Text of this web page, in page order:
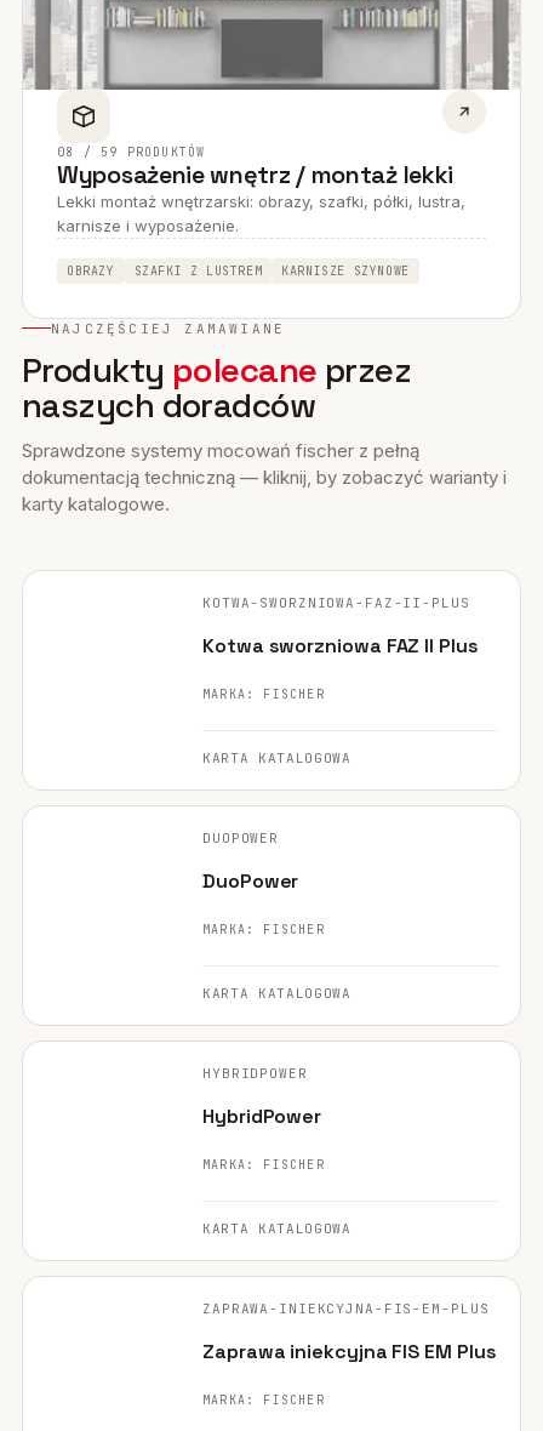
08 / 59 PRODUKTÓW
Wyposażenie wnętrz / montaż lekki
Lekki montaż wnętrzarski: obrazy, szafki, półki, lustra,
karnisze i wyposażenie.
OBRAZY SZAFKI Z LUSTREM KARNISZE SZYNOWE
NAJCZĘŚCIEJ ZAMAWIANE
Produkty polecane przez
naszych doradców
Sprawdzone systemy mocowań fischer z pełną
dokumentacją techniczną — kliknij, by zobaczyć warianty i
karty katalogowe.
ORYGINALNE ZDJĘCIE
KOTWA-SWORZNIOWA-FAZ-II-PLUS
Kotwa sworzniowa FAZ II Plus
MARKA: FISCHER
KARTA KATALOGOWA
FISCHER ·
ORYGINALNE ZDJĘCIE
DUOPOWER
DuoPower
MARKA: FISCHER
KARTA KATALOGOWA
FISCHER ·
ORYGINALNE ZDJĘCIE
HYBRIDPOWER
HybridPower
MARKA: FISCHER
KARTA KATALOGOWA
FISCHER ·
ORYGINALNE ZDJĘCIE
ZAPRAWA-INIEKCYJNA-FIS-EM-PLUS
Zaprawa iniekcyjna FIS EM Plus
MARKA: FISCHER